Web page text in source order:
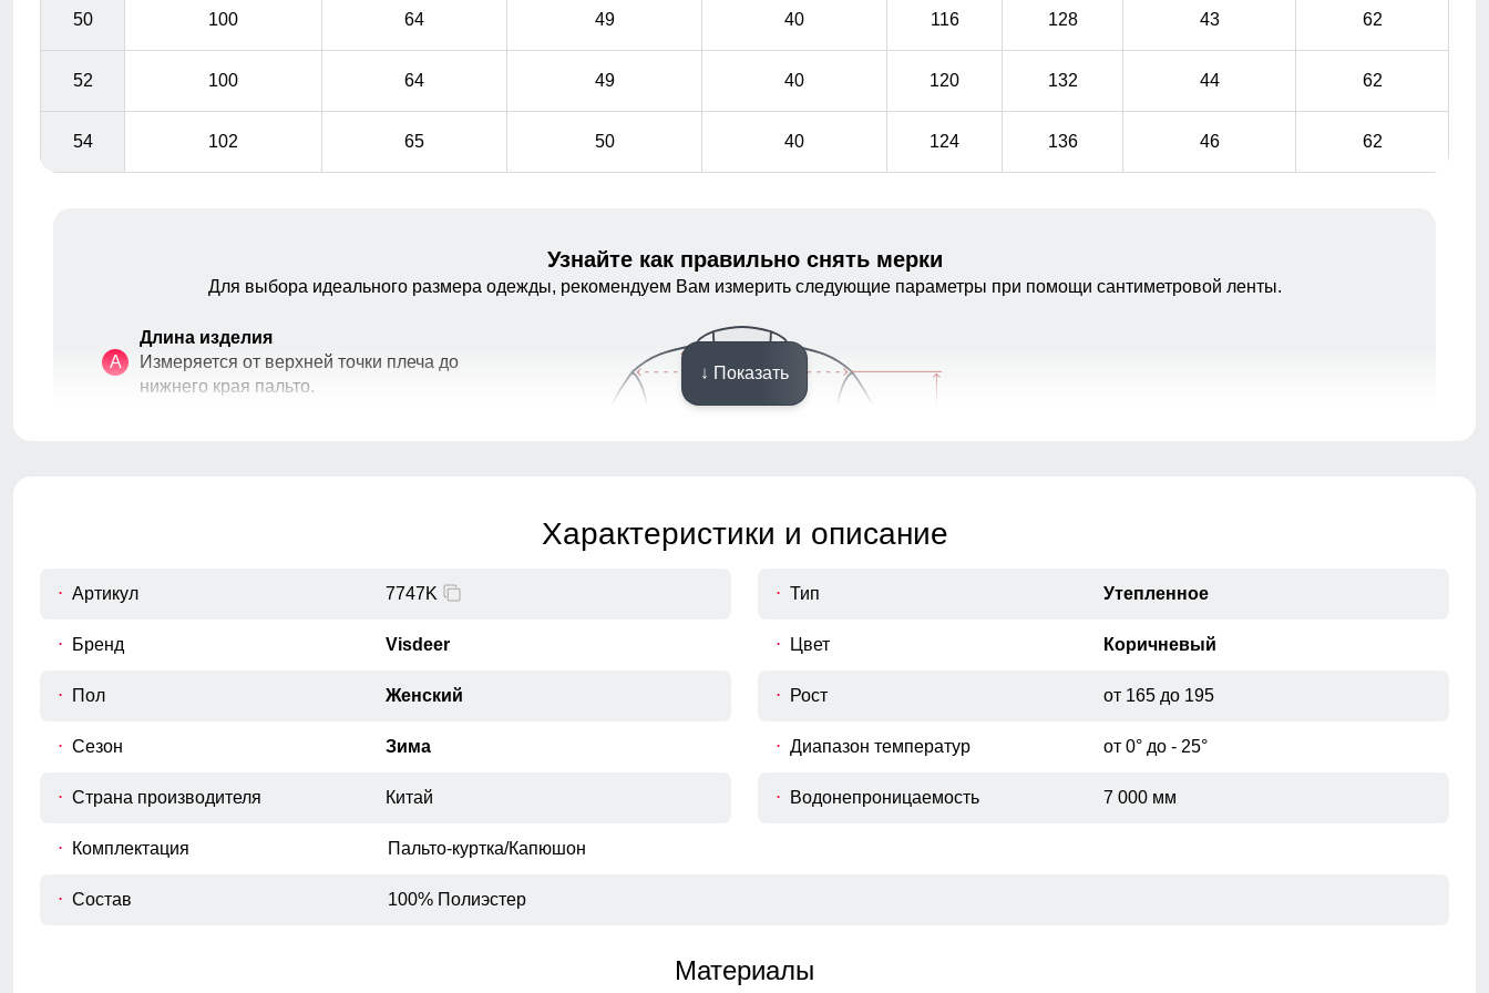
Материал подкладки!
Плотный полиэстер — тёплый, износостойкий и
Плотный полиэстер — тёплый, износостойкий и
50 100 64 49 40 116 128 43 62
52 100 64 49 40 120 132 44 62
54 102 65 50 40 124 136 46 62
Узнайте как правильно снять мерки
Для выбора идеального размера одежды, рекомендуем Вам измерить следующие параметры при помощи сантиметровой ленты.
A
Длина изделия
Измеряется от верхней точки плеча до
нижнего края пальто.
Измеряется вокруг самой широкой
части бедер и ягодиц.
Длина плеч по спине
↓ Показать
Характеристики и описание
Артикул 7747K
Бренд Visdeer
Пол Женский
Сезон Зима
Страна производителя Китай
Тип Утепленное
Цвет Коричневый
Рост от 165 до 195
Диапазон температур от 0° до - 25°
Водонепроницаемость 7 000 мм
Комплектация Пальто-куртка/Капюшон
Состав 100% Полиэстер
Материалы